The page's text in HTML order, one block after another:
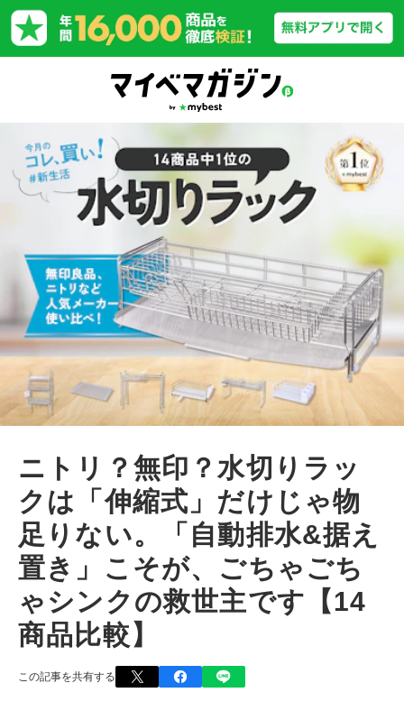
ニトリ？無印？水切りラッ
クは「伸縮式」だけじゃ物
足りない。「自動排水&据え
置き」こそが、ごちゃごち
ゃシンクの救世主です【14
商品比較】
この記事を共有する